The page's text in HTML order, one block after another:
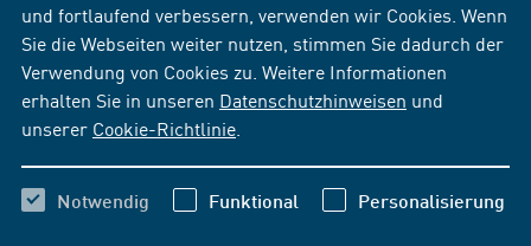
und fortlaufend verbessern, verwenden wir Cookies. Wenn
Sie die Webseiten weiter nutzen, stimmen Sie dadurch der
Verwendung von Cookies zu. Weitere Informationen
erhalten Sie in unseren Datenschutzhinweisen und
unserer Cookie-Richtlinie
Notwendig Funktional Personalisierung